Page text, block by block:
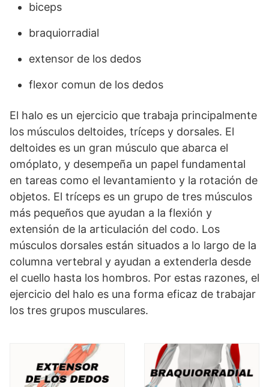
biceps
braquiorradial
extensor de los dedos
flexor comun de los dedos
El halo es un ejercicio que trabaja principalmente
los músculos deltoides, tríceps y dorsales. El
deltoides es un gran músculo que abarca el
omóplato, y desempeña un papel fundamental
en tareas como el levantamiento y la rotación de
objetos. El tríceps es un grupo de tres músculos
más pequeños que ayudan a la flexión y
extensión de la articulación del codo. Los
músculos dorsales están situados a lo largo de la
columna vertebral y ayudan a extenderla desde
el cuello hasta los hombros. Por estas razones, el
ejercicio del halo es una forma eficaz de trabajar
los tres grupos musculares.